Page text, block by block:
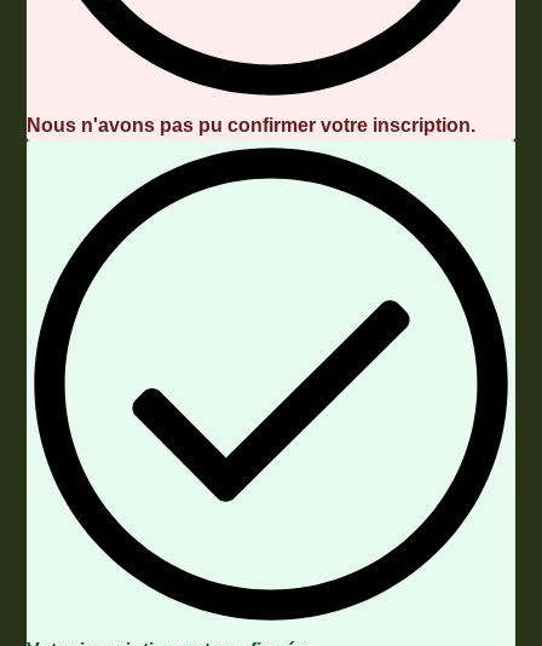
Nous n'avons pas pu confirmer votre inscription.